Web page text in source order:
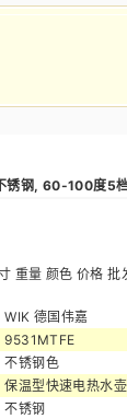
钢, 60-100度5档
WIK 德国伟嘉
9531MTFE
不锈钢色
保温型快速电热水壶
不锈钢